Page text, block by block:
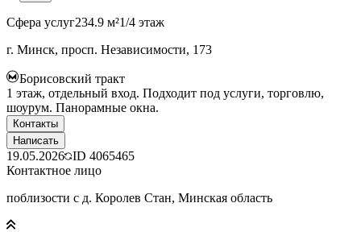
Сфера услуг234.9 м²1/4 этаж
г. Минск, просп. Независимости, 173
Борисовский тракт
1 этаж, отдельный вход. Подходит под услуги, торговлю,
шоурум. Панорамные окна.
Контакты
Написать
19.05.2026 ID 4065465
Контактное лицо
поблизости с д. Королев Стан, Минская область